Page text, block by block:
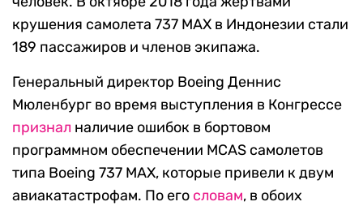
крушения самолета 737 MAX в Индонезии стали
189 пассажиров и членов экипажа.
Генеральный директор Boeing Деннис
Мюленбург во время выступления в Конгрессе
признал наличие ошибок в бортовом
программном обеспечении MCAS самолетов
типа Boeing 737 MAX, которые привели к двум
авиакатастрофам. По его словам, в обоих